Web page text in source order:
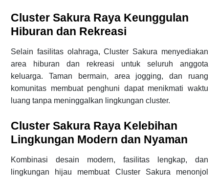
Cluster Sakura Raya Keunggulan
Hiburan dan Rekreasi
Selain fasilitas olahraga, Cluster Sakura menyediakan
area hiburan dan rekreasi untuk seluruh anggota
keluarga. Taman bermain, area jogging, dan ruang
komunitas membuat penghuni dapat menikmati waktu
luang tanpa meninggalkan lingkungan cluster.
Cluster Sakura Raya Kelebihan
Lingkungan Modern dan Nyaman
Kombinasi desain modern, fasilitas lengkap, dan
lingkungan hijau membuat Cluster Sakura menonjol